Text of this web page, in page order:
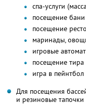
спа-услуги
посещение бани
посещение
маринады,
игровые
посещение тира
игра в пейнтбол
Для посещения
и резиновые тапочки